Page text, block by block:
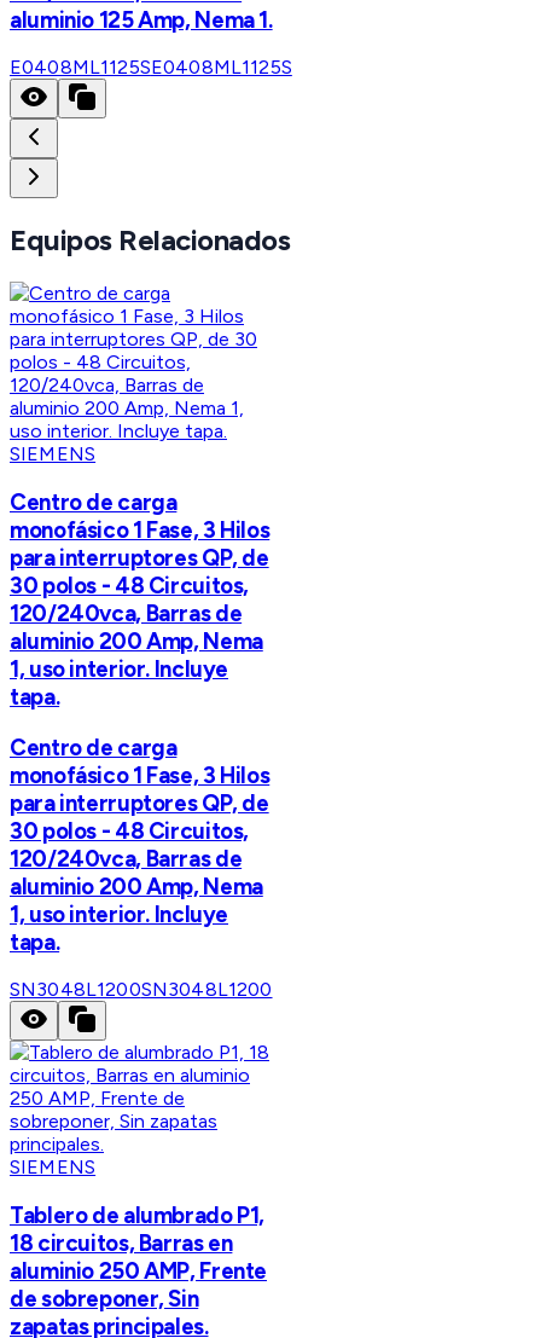
aluminio 125 Amp, Nema 1.
E0408ML1125SE0408ML1125S
Equipos Relacionados
SIEMENS
Centro de carga
monofásico 1 Fase, 3 Hilos
para interruptores QP, de
30 polos - 48 Circuitos,
120/240vca, Barras de
aluminio 200 Amp, Nema
1, uso interior. Incluye
tapa.
Centro de carga
monofásico 1 Fase, 3 Hilos
para interruptores QP, de
30 polos - 48 Circuitos,
120/240vca, Barras de
aluminio 200 Amp, Nema
1, uso interior. Incluye
tapa.
SN3048L1200SN3048L1200
SIEMENS
Tablero de alumbrado P1,
18 circuitos, Barras en
aluminio 250 AMP, Frente
de sobreponer, Sin
zapatas principales.